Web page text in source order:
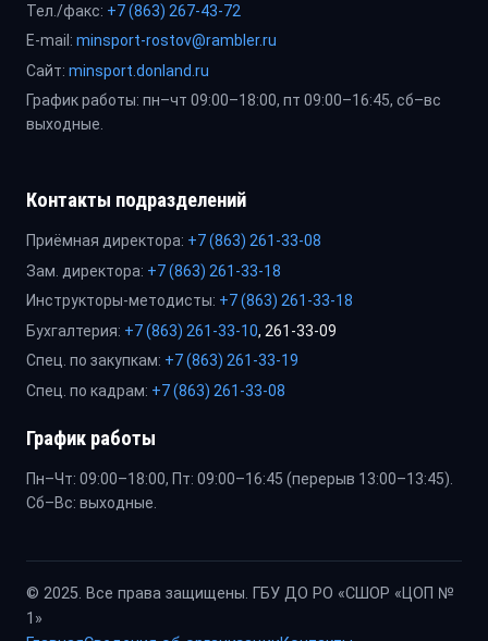
Тел./факс: +7 (863) 267-43-72
E-mail: minsport-rostov@rambler.ru
Сайт: minsport.donland.ru
График работы: пн–чт 09:00–18:00, пт 09:00–16:45, сб–вс
выходные.
Контакты подразделений
Приёмная директора: +7 (863) 261-33-08
Зам. директора: +7 (863) 261-33-18
Инструкторы-методисты: +7 (863) 261-33-18
Бухгалтерия: +7 (863) 261-33-10, 261-33-09
Спец. по закупкам: +7 (863) 261-33-19
Спец. по кадрам: +7 (863) 261-33-08
График работы
Пн–Чт: 09:00–18:00, Пт: 09:00–16:45 (перерыв 13:00–13:45).
Сб–Вс: выходные.
© 2025. Все права защищены. ГБУ ДО РО «СШОР «ЦОП №
1»